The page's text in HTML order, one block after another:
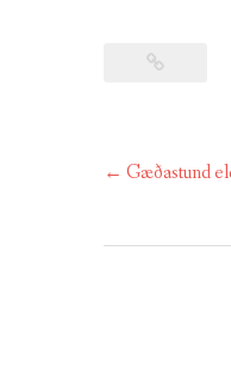
Post
← Gæðastund